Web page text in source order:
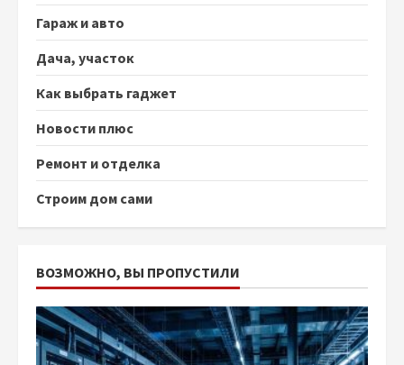
Гараж и авто
Дача, участок
Как выбрать гаджет
Новости плюс
Ремонт и отделка
Строим дом сами
ВОЗМОЖНО, ВЫ ПРОПУСТИЛИ